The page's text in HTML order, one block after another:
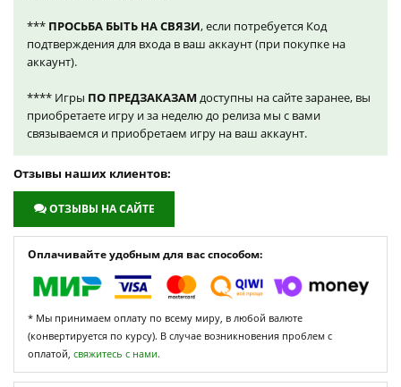
*** ПРОСЬБА БЫТЬ НА СВЯЗИ, если потребуется Код
подтверждения для входа в ваш аккаунт (при покупке на
аккаунт).
**** Игры ПО ПРЕДЗАКАЗАМ доступны на сайте заранее, вы
приобретаете игру и за неделю до релиза мы с вами
связываемся и приобретаем игру на ваш аккаунт.
Отзывы наших клиентов:
ОТЗЫВЫ НА САЙТЕ
Оплачивайте удобным для вас способом:
* Мы принимаем оплату по всему миру, в любой валюте
(конвертируется по курсу). В случае возникновения проблем с
оплатой, свяжитесь с нами.